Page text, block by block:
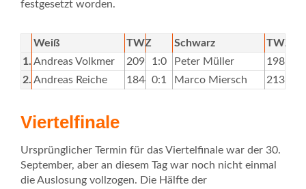
festgesetzt worden.
Weiß TWZ Schwarz
TWZ
1. Andreas Volkmer 2096 1:0 Peter Müller
1988
2. Andreas Reiche 1844 0:1 Marco Miersch 2132
Viertelfinale
Ursprünglicher Termin für das Viertelfinale war der 30.
September, aber an diesem Tag war noch nicht einmal
die Auslosung vollzogen. Die Hälfte der